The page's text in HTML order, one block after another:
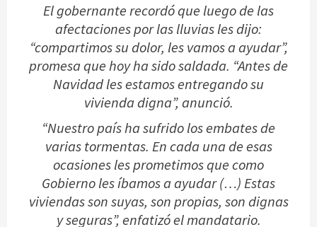
El gobernante recordó que luego de las
afectaciones por las lluvias les dijo:
“compartimos su dolor, les vamos a ayudar”,
promesa que hoy ha sido saldada. “Antes de
Navidad les estamos entregando su
vivienda digna”, anunció.
“Nuestro país ha sufrido los embates de
varias tormentas. En cada una de esas
ocasiones les prometimos que como
Gobierno les íbamos a ayudar (…) Estas
viviendas son suyas, son propias, son dignas
y seguras”, enfatizó el mandatario.